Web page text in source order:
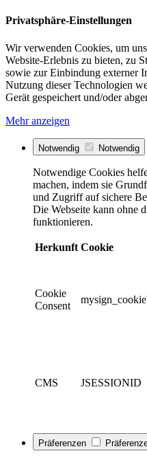
Privatsphäre-Einstellungen
Wir verwenden Cookies, um
Website-Erlebnis zu bieten, zu
sowie zur Einbindung externer
Nutzung dieser Technologien
Gerät gespeichert und/oder
Mehr anzeigen
Notwendig Notwendig
Notwendige Cookies
machen, indem sie
und Zugriff auf sichere
Die Webseite kann ohne
funktionieren.
Herkunft Cookie
Cookie
Consent
CMS JSESSIONID
Präferenzen